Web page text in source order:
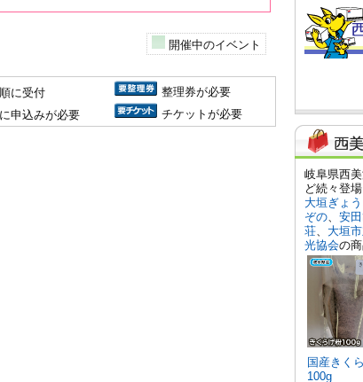
開催中のイベント
に受付
整理券が必要
申込みが必要 チケットが必要